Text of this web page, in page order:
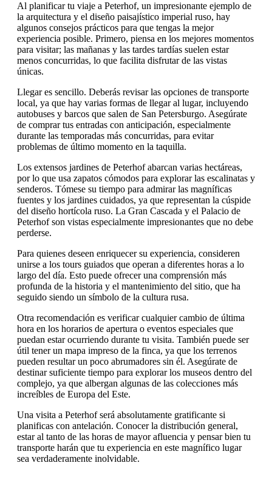
Al planificar tu viaje a Peterhof, un impresionante ejemplo de
la arquitectura y el diseño paisajístico imperial ruso, hay
algunos consejos prácticos para que tengas la mejor
experiencia posible. Primero, piensa en los mejores momentos
para visitar; las mañanas y las tardes tardías suelen estar
menos concurridas, lo que facilita disfrutar de las vistas
únicas.
Llegar es sencillo. Deberás revisar las opciones de transporte
local, ya que hay varias formas de llegar al lugar, incluyendo
autobuses y barcos que salen de San Petersburgo. Asegúrate
de comprar tus entradas con anticipación, especialmente
durante las temporadas más concurridas, para evitar
problemas de último momento en la taquilla.
Los extensos jardines de Peterhof abarcan varias hectáreas,
por lo que usa zapatos cómodos para explorar las escalinatas y
senderos. Tómese su tiempo para admirar las magníficas
fuentes y los jardines cuidados, ya que representan la cúspide
del diseño hortícola ruso. La Gran Cascada y el Palacio de
Peterhof son vistas especialmente impresionantes que no debe
perderse.
Para quienes deseen enriquecer su experiencia, consideren
unirse a los tours guiados que operan a diferentes horas a lo
largo del día. Esto puede ofrecer una comprensión más
profunda de la historia y el mantenimiento del sitio, que ha
seguido siendo un símbolo de la cultura rusa.
Otra recomendación es verificar cualquier cambio de última
hora en los horarios de apertura o eventos especiales que
puedan estar ocurriendo durante tu visita. También puede ser
útil tener un mapa impreso de la finca, ya que los terrenos
pueden resultar un poco abrumadores sin él. Asegúrate de
destinar suficiente tiempo para explorar los museos dentro del
complejo, ya que albergan algunas de las colecciones más
increíbles de Europa del Este.
Una visita a Peterhof será absolutamente gratificante si
planificas con antelación. Conocer la distribución general,
estar al tanto de las horas de mayor afluencia y pensar bien tu
transporte harán que tu experiencia en este magnífico lugar
sea verdaderamente inolvidable.